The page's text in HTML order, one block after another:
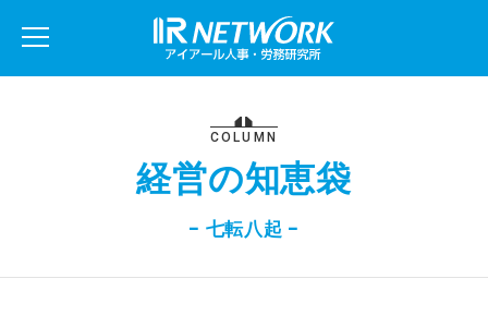
COLUMN
経営の知恵袋
− 七転八起 −